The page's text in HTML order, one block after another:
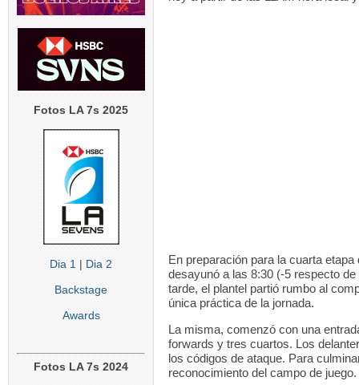
Fotos LA 7s 2025
Dia 1 | Dia 2
Backstage
Awards
Fotos LA 7s 2024
En preparación para la cuarta
desayunó a las 8:30 (-5 respecto
tarde, el plantel partió rumbo al
única práctica de la jornada.
La misma, comenzó con una
forwards y tres cuartos. Los
los códigos de ataque. Para
reconocimiento del campo de juego.